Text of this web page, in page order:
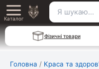
Перейти
до
вмісту
Main
Menu
Каталог
Пошук
для:
Фізичні товари
Головна / Краса та